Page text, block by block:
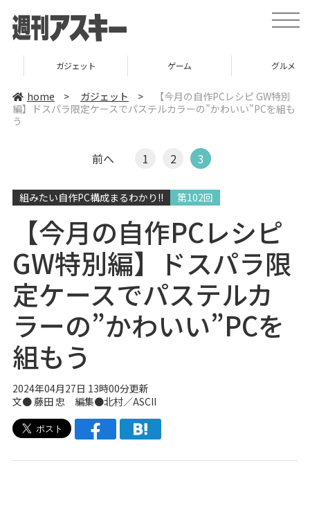
t
o
e
a
v
i
ガジェット
home > ガジェット >
【今月の自作PCレシピ GW特別
編】ドスパラ限定ケースでパステルカラーの”かわいい”PCを組も
う
前へ 1 2 3
組みたい自作PC構成まるわかり!! 第102回
【今月の自作PCレシピ
GW特別編】ドスパラ限
定ケースでパステルカ
ラーの”かわいい”PCを
組もう
2024年04月27日 13時00分更新
文● 藤田 忠 編集●北村／ASCII